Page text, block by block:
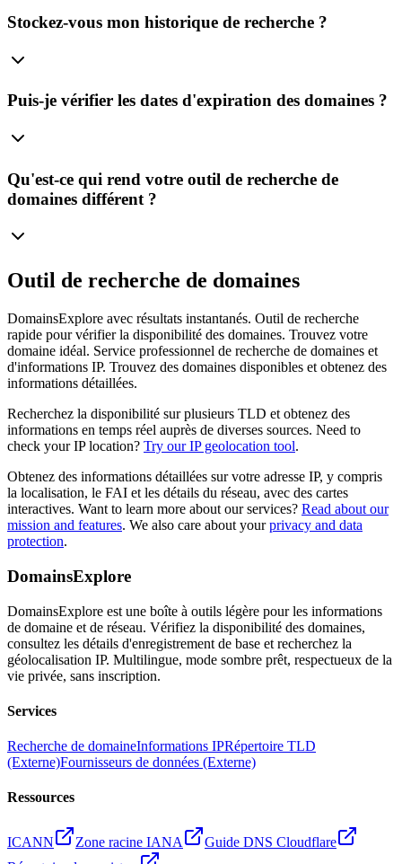
Stockez-vous mon historique de recherche ?
Puis-je vérifier les dates d'expiration des domaines ?
Qu'est-ce qui rend votre outil de recherche de
domaines différent ?
Outil de recherche de domaines
DomainsExplore avec résultats instantanés. Outil de recherche
rapide pour vérifier la disponibilité des domaines. Trouvez votre
domaine idéal. Service professionnel de recherche de domaines et
d'informations IP. Trouvez des domaines disponibles et obtenez des
informations détaillées.
Recherchez la disponibilité sur plusieurs TLD et obtenez des
informations en temps réel auprès de diverses sources. Need to
check your IP location? Try our IP geolocation tool.
Obtenez des informations détaillées sur votre adresse IP, y compris
la localisation, le FAI et les détails du réseau, avec des cartes
interactives. Want to learn more about our services? Read about our
mission and features. We also care about yourprivacy and data
protection.
DomainsExplore
DomainsExplore est une boîte à outils légère pour les informations
de domaine et de réseau. Vérifiez la disponibilité des domaines,
consultez les détails d'enregistrement de base et recherchez la
géolocalisation IP. Multilingue, mode sombre prêt, respectueux de la
vie privée, sans inscription.
Services
Recherche de domaineInformations IPRépertoire TLD
(Externe)Fournisseurs de données (Externe)
Ressources
ICANN Zone racine IANA
Guide DNS Cloudflare